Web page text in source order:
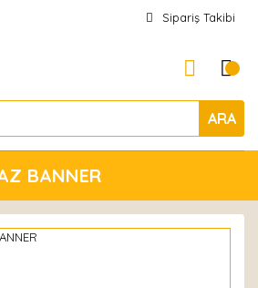
Sipariş Takibi
ARA
BANNER